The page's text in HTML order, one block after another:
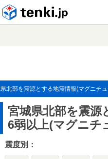
北部を震源とする地震情報(マグニチ
宮城県北部を震源
6弱以上(マグニチ
震度別：